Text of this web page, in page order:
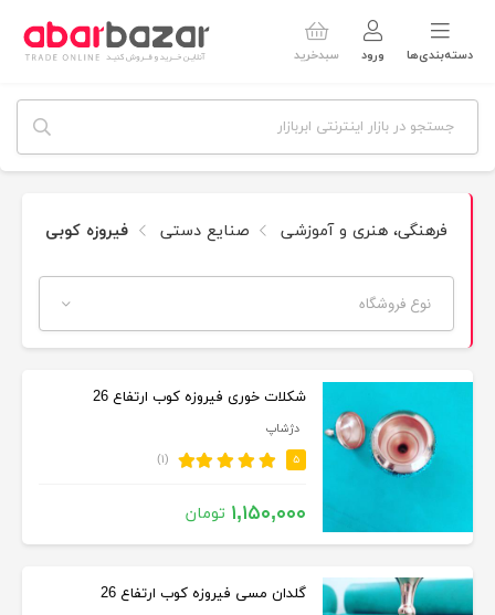
دسته‌بندی‌ها ورود سبدخرید
فرهنگی، هنری و آموزشی صنایع دستی فیروزه کوبی
نوع فروشگاه
شکلات خوری فیروزه کوب ارتفاع 26
دژشاپ
۵ (۱)
۱,۱۵۰,۰۰۰ تومان
گلدان مسی فیروزه کوب ارتفاع 26